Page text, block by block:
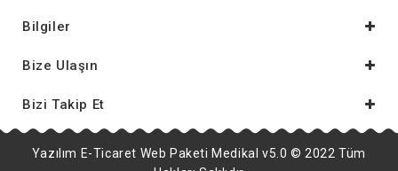
Bilgiler
Bize Ulaşın
Bizi Takip Et
Yazılım E-Ticaret Web Paketi Medikal v5.0 © 2022 Tüm